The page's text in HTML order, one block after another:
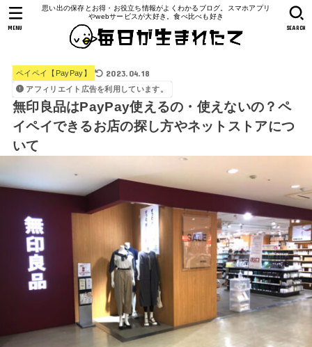
思い出の保存とお得・お役立ち情報がよくわかるブログ。スマホアプリ
やwebサービスが大好き。食べ比べも好き
SEARCH
MENU
ペイペイ【PayPay】 2023.04.18
アフィリエイト広告を利用しています。
無印良品はPayPay使えるの・使えないの？ペ
イペイできるお店の探し方やネットストアにつ
いて